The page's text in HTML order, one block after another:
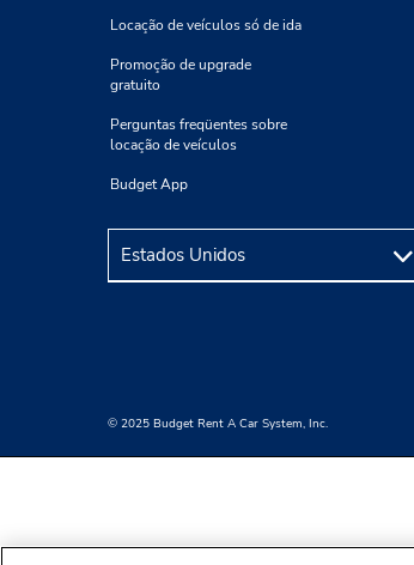
Locação de veículos só de ida
Promoção de upgrade
gratuito
Perguntas freqüentes sobre
locação de veículos
Budget App
© 2025 Budget Rent A Car System, Inc.